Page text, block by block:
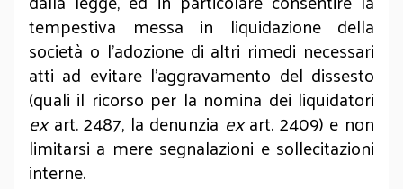
tempestiva messa in liquidazione della
società o l’adozione di altri rimedi necessari
atti ad evitare l’aggravamento del dissesto
(quali il ricorso per la nomina dei liquidatori
exart. 2487, la denunzia exart. 2409) e non
limitarsi a mere segnalazioni e sollecitazioni
interne.